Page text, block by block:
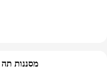
מסננות תה